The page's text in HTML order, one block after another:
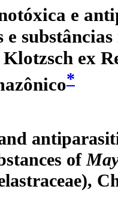
e
e
Klotzsch ex
*
of